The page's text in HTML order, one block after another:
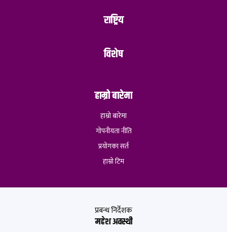
राष्ट्रिय
विशेष
हाम्रो बारेमा
हाम्रो बारेमा
गोपनीयता नीति
प्रयोगका सर्त
हाम्रो टिम
प्रबन्ध निर्देशक
महेश अवस्थी